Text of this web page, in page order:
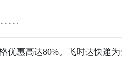
优惠高达80%。飞时达快递